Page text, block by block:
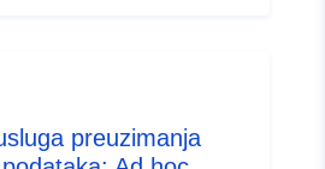
opasnosti. Pitanje PPR-a stoga
ovisno o vrsti ili vrstama
potrebnog za razvoj RPP-
istraživanja, u vrijeme analize
preuzimanja